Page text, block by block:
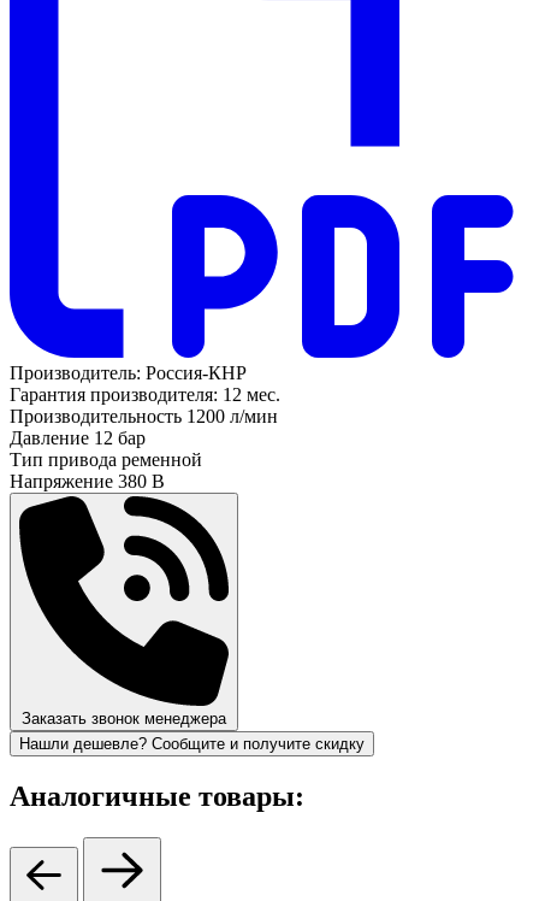
Производитель: Россия-КНР
Гарантия производителя: 12 мес.
Производительность 1200 л/мин
Давление 12 бар
Тип привода ременной
Напряжение 380 В
Заказать звонок менеджера
Нашли дешевле? Сообщите и получите скидку
Аналогичные товары: